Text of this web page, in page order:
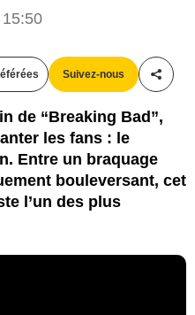
Suivez-nous
de “Breaking Bad”,
les fans : le
Entre un braquage
bouleversant, cet
l’un des plus